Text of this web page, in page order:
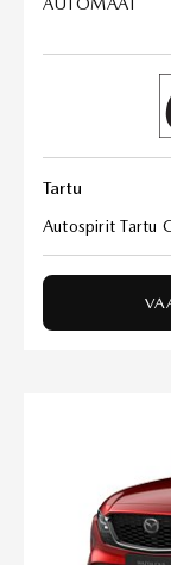
Tartu
Autospirit Tartu